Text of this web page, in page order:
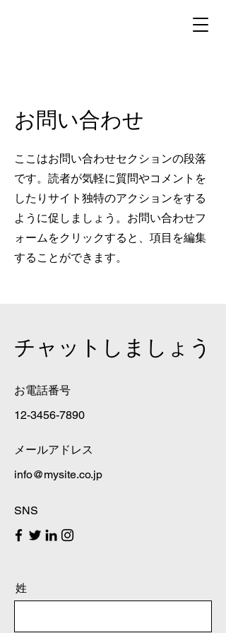
お問い合わせ
ここはお問い合わせセクションの段落
です。読者が気軽に質問やコメントを
したりサイト独特のアクションをする
ように促しましょう。お問い合わせフ
ォームをクリックすると、項目を編集
することができます。
チャットしましょう
お電話番号
12-3456-7890
メールアドレス
​info@mysite.co.jp
SNS
姓